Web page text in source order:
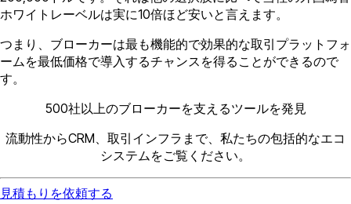
ホワイトレーベルは実に10倍ほど安いと言えます。
つまり、ブローカーは最も機能的で効果的な取引プラットフォ
ームを最低価格で導入するチャンスを得ることができるので
す。
500社以上のブローカーを支えるツールを発見
流動性からCRM、取引インフラまで、私たちの包括的なエコ
システムをご覧ください。
見積もりを依頼する